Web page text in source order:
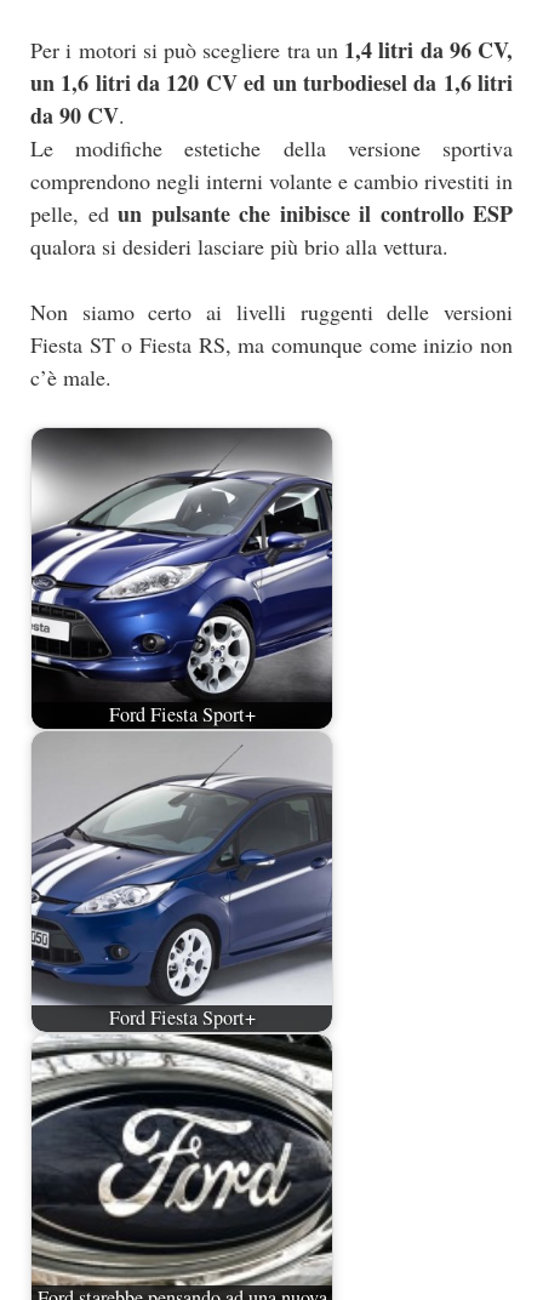
Per i motori si può scegliere tra un 1,4 litri da 96 CV,
un 1,6 litri da 120 CV ed un turbodiesel da 1,6 litri
da 90 CV.
Le modifiche estetiche della versione sportiva
comprendono negli interni volante e cambio rivestiti in
pelle, ed un pulsante che inibisce il controllo ESP
qualora si desideri lasciare più brio alla vettura.
Non siamo certo ai livelli ruggenti delle versioni
Fiesta ST o Fiesta RS, ma comunque come inizio non
c’è male.
Ford Fiesta Sport+
Ford Fiesta Sport+